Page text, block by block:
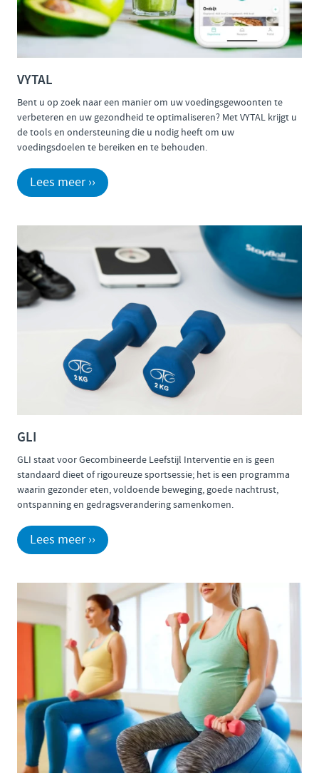
VYTAL
Bent u op zoek naar een manier om uw voedingsgewoonten te
verbeteren en uw gezondheid te optimaliseren? Met VYTAL krijgt u
de tools en ondersteuning die u nodig heeft om uw
voedingsdoelen te bereiken en te behouden.
Lees meer ››
GLI
GLI staat voor Gecombineerde Leefstijl Interventie en is geen
standaard dieet of rigoureuze sportsessie; het is een programma
waarin gezonder eten, voldoende beweging, goede nachtrust,
ontspanning en gedragsverandering samenkomen.
Lees meer ››